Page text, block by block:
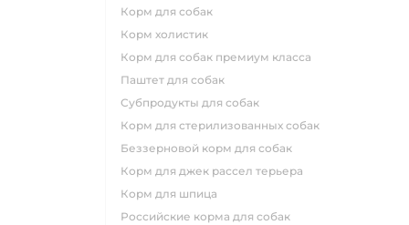
корм для собак
корм холистик
корм для собак премиум класса
паштет для собак
субпродукты для собак
корм для стерилизованных собак
беззерновой корм для собак
корм для джек рассел терьера
корм для шпица
российские корма для собак